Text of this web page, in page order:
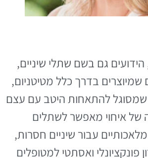
גם בשם שתלי שיניים,
שמיוצרים בדרך כלל מטיטניום,
שמסוגל להתאחות היטב עם עצם
של איחוי מאפשר לשתלים
עבור שיניים חסרות,
פונקציונלי ואסתטי למטופלים